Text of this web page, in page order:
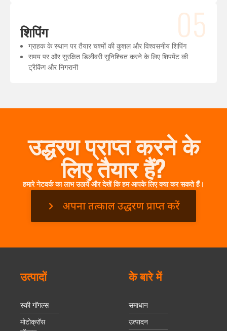
05
शिपिंग
ग्राहक के स्थान पर तैयार चश्मों की कुशल और विश्वसनीय शिपिंग
समय पर और सुरक्षित डिलीवरी सुनिश्चित करने के लिए शिपमेंट की
ट्रैकिंग और निगरानी
उद्धरण प्राप्त करने के
लिए तैयार हैं?
हमारे नेटवर्क का लाभ उठायें और देखें कि हम आपके लिए क्या कर सकते हैं।
अपना तत्काल उद्धरण प्राप्त करें
उत्पादों
स्की गॉगल्स
मोटोक्रॉस
के बारे में
समाधान
उत्पादन